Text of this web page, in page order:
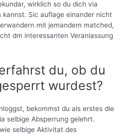
wirklich so du dich via
kannst. Sic auflage einander nicht
mit jemandem matched,
dm interessanten Veranlassung
du, ob du
wurdest?
bekommst du als erstes die
selbige Absperrung gelehrt.
selbige Aktivitat des